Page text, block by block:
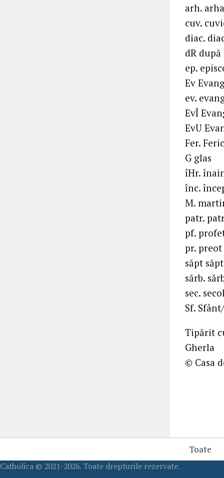
arh.
cuv.
diac.
dR
ep.
Ev
ev.
EvÎ
EvU
Fer.
G glas
îHr.
înc.
M.
patr.
pf.
pr. preot
săpt
sărb.
sec.
Sf.
Tipărit
Gherla
© Casa
Toate
Catholica © 2021-2026. Toate drepturile rezervate.